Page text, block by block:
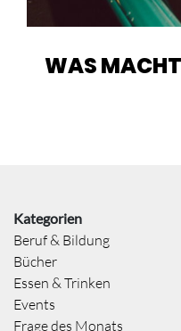
WAS
Kategorien
Beruf & Bildung
Bücher
Essen & Trinken
Events
Frage des Monats